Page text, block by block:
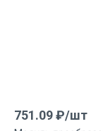
751.09₽/шт